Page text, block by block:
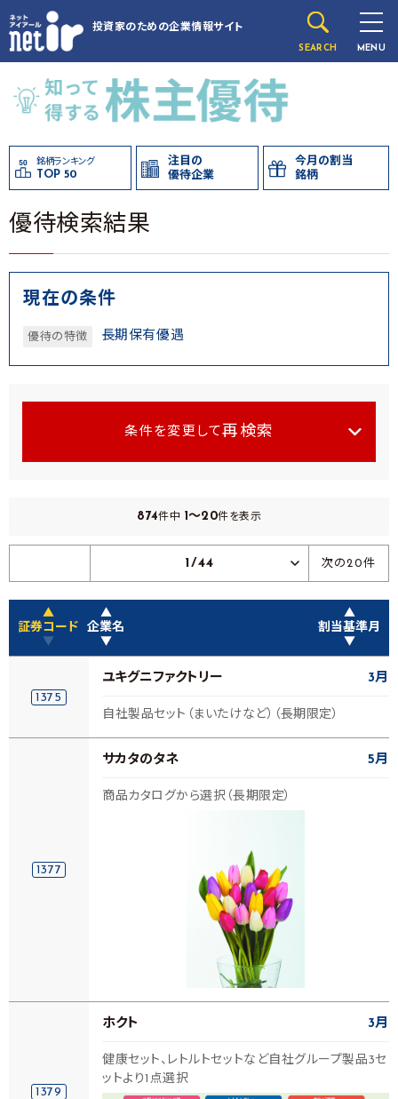
投資家のための企業情報サイト
SEARCH MENU
銘柄ランキング
TOP 50
注目の
優待企業
今月の割当
銘柄
優待検索結果
現在の条件
優待の特徴 長期保有優遇
条件を変更して 再検索
874件中 1～20件を表示
1/44 次の20件
▲
証券コード
▼
▲
企業名
▼
▲
割当基準月
▼
1375
ユキグニファクトリー 3月
自社製品セット（まいたけなど）（長期限定）
1377
サカタのタネ 5月
商品カタログから選択（長期限定）
1379
ホクト 3月
健康セット、レトルトセットなど自社グループ製品3セ
ットより1点選択